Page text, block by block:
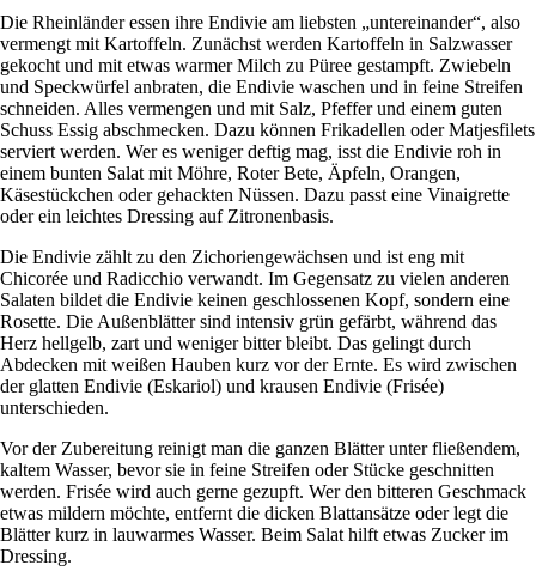
Die Rheinländer essen ihre Endivie am liebsten „untereinander“, also
vermengt mit Kartoffeln. Zunächst werden Kartoffeln in Salzwasser
gekocht und mit etwas warmer Milch zu Püree gestampft. Zwiebeln
und Speckwürfel anbraten, die Endivie waschen und in feine Streifen
schneiden. Alles vermengen und mit Salz, Pfeffer und einem guten
Schuss Essig abschmecken. Dazu können Frikadellen oder Matjesfilets
serviert werden. Wer es weniger deftig mag, isst die Endivie roh in
einem bunten Salat mit Möhre, Roter Bete, Äpfeln, Orangen,
Käsestückchen oder gehackten Nüssen. Dazu passt eine Vinaigrette
oder ein leichtes Dressing auf Zitronenbasis.
Die Endivie zählt zu den Zichoriengewächsen und ist eng mit
Chicorée und Radicchio verwandt. Im Gegensatz zu vielen anderen
Salaten bildet die Endivie keinen geschlossenen Kopf, sondern eine
Rosette. Die Außenblätter sind intensiv grün gefärbt, während das
Herz hellgelb, zart und weniger bitter bleibt. Das gelingt durch
Abdecken mit weißen Hauben kurz vor der Ernte. Es wird zwischen
der glatten Endivie (Eskariol) und krausen Endivie (Frisée)
unterschieden.
Vor der Zubereitung reinigt man die ganzen Blätter unter fließendem,
kaltem Wasser, bevor sie in feine Streifen oder Stücke geschnitten
werden. Frisée wird auch gerne gezupft. Wer den bitteren Geschmack
etwas mildern möchte, entfernt die dicken Blattansätze oder legt die
Blätter kurz in lauwarmes Wasser. Beim Salat hilft etwas Zucker im
Dressing.